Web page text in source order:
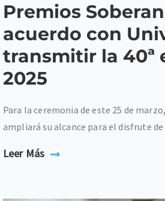
Premios
acuerdo con
transmitir la 40ª
2025
Para la ceremonia de este 25 de
ampliará su alcance para el disfrute
Leer Más